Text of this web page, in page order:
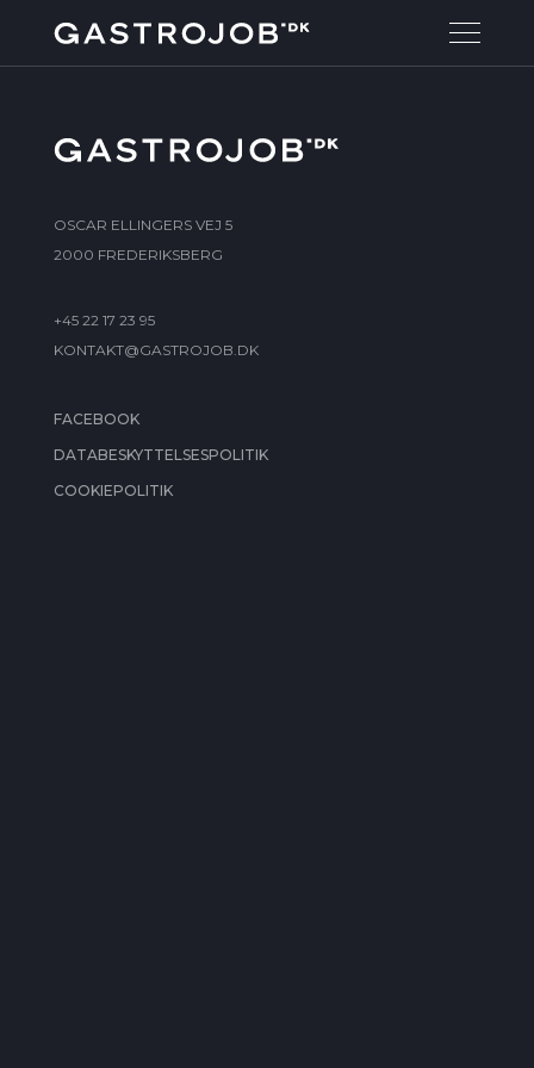
OSCAR ELLINGERS VEJ 5
2000 FREDERIKSBERG
+45 22 17 23 95
KONTAKT@GASTROJOB.DK
FACEBOOK
DATABESKYTTELSESPOLITIK
COOKIEPOLITIK